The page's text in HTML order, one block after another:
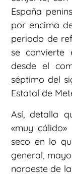
España
por encima
periodo de
se convierte
desde el
séptimo del
Estatal de
Así, detalla
«muy
seco en lo
general,
noroeste de